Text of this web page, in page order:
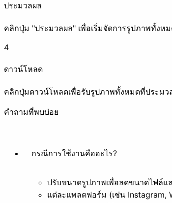
สร้างภาพเคลื่อนไหว
ตกแต่งภาพ
ใส่ฟิลเตอร์
ประมวลผล
คลิกปุ่ม "ประมวลผล" เพื่อเริ่มจัดการรูปภาพทั้งห
4
ดาวน์โหลด
คลิกปุ่มดาวน์โหลดเพื่อรับรูปภาพทั้งหมดที่ประมว
คำถามที่พบบ่อย
กรณีการใช้งานคืออะไร?
ปรับขนาดรูปภาพเพื่อลดขนาดไฟล์แ
แต่ละแพลตฟอร์ม (เช่น Instagram,